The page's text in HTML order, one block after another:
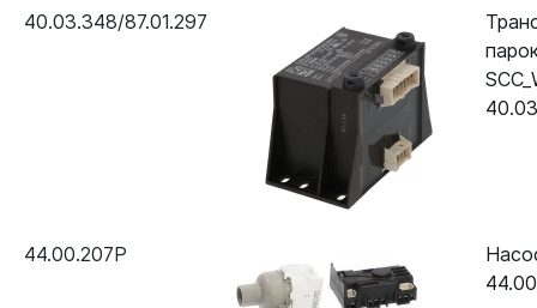
40.03.348/87.01.297
44.00.207P